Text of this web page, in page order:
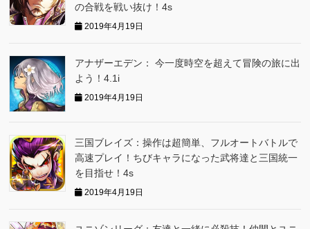
の合戦を戦い抜け！4s
2019年4月19日
アナザーエデン： 今一度時空を超えて冒険の旅に出
よう！4.1i
2019年4月19日
三国ブレイズ：操作は超簡単、フルオートバトルで
高速プレイ！ちびキャラになった武将達と三国統一
を目指せ！4s
2019年4月19日